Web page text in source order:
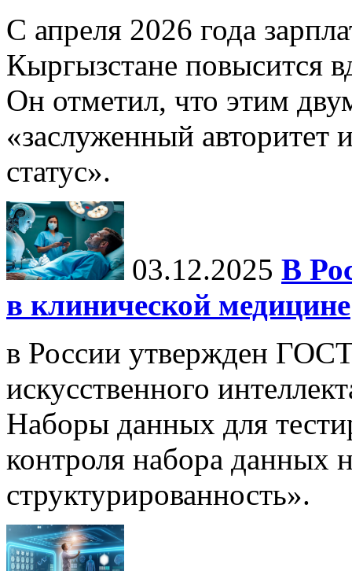
С апреля 2026 года
Кыргызстане повысится
Он отметил, что этим
«заслуженный
статус».
03.12.2025 В
в клинической медицине
в России утвержден
искусственного
Наборы данных для
контроля набора данных
структурированность».